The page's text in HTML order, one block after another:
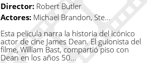
Director: Robert Butler
Actores: Michael Brandon, Ste...
Esta película narra la historia del icónico
actor de cine James Dean. El guionista del
filme, William Bast, compartió piso con
Dean en los años 50...